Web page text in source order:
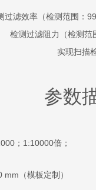
过滤效率（检测范围：
检测过滤阻力（检测范
实现扫描
参数
；1:10000倍；
（模板定制）